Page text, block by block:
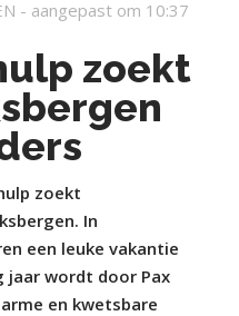
- aangepast om 10:37
zoekt
zoekt
In
een leuke vakantie
jaar wordt door Pax
en kwetsbare